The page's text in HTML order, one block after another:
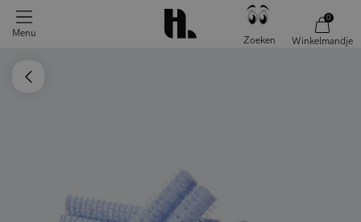
Menu
Zoeken
0
Winkelmandje